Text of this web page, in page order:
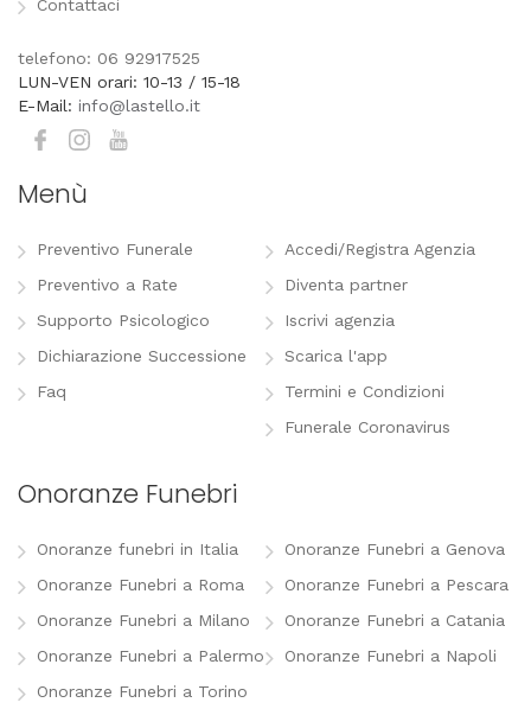
Contattaci
telefono: 06 92917525
LUN-VEN orari: 10-13 / 15-18
E-Mail: info@lastello.it
Menù
Preventivo Funerale
Preventivo a Rate
Supporto Psicologico
Dichiarazione Successione
Faq
Accedi/Registra Agenzia
Diventa partner
Iscrivi agenzia
Scarica l'app
Termini e Condizioni
Funerale Coronavirus
Onoranze Funebri
Onoranze funebri in Italia
Onoranze Funebri a Roma
Onoranze Funebri a Milano
Onoranze Funebri a Palermo
Onoranze Funebri a Torino
Onoranze Funebri a Genova
Onoranze Funebri a Pescara
Onoranze Funebri a Catania
Onoranze Funebri a Napoli